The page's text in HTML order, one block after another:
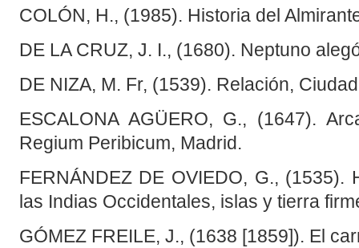
COLÓN, H., (1985). Historia del
DE LA CRUZ, J. I., (1680). Neptuno
DE NIZA, M. Fr, (1539). Relación,
ESCALONA AGÜERO, G., (1647).
Regium Peribicum, Madrid.
FERNÁNDEZ DE OVIEDO, G., (1535).
las Indias Occidentales, islas y tierra
GÓMEZ FREILE, J., (1638 [1859]). El